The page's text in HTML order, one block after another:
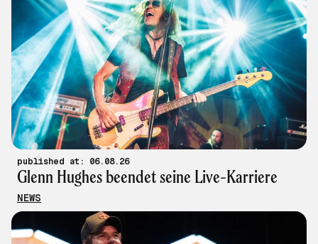
published at: 06.08.26
Glenn Hughes beendet seine Live-Karriere
NEWS